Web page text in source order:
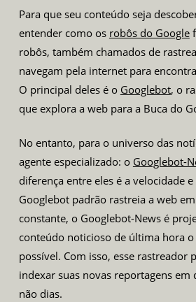
Para que seu conteúdo seja
entender como os robôs do Google
robôs, também chamados de
navegam pela internet para
O principal deles é o Googlebot, o
que explora a web para a Buca do
No entanto, para o universo das
agente especializado: o Googlebot-
diferença entre eles é a velocidade
Googlebot padrão rastreia a web
constante, o Googlebot-News é
conteúdo noticioso de última hora
possível. Com isso, esse rastreador
indexar suas novas reportagens em
não dias.